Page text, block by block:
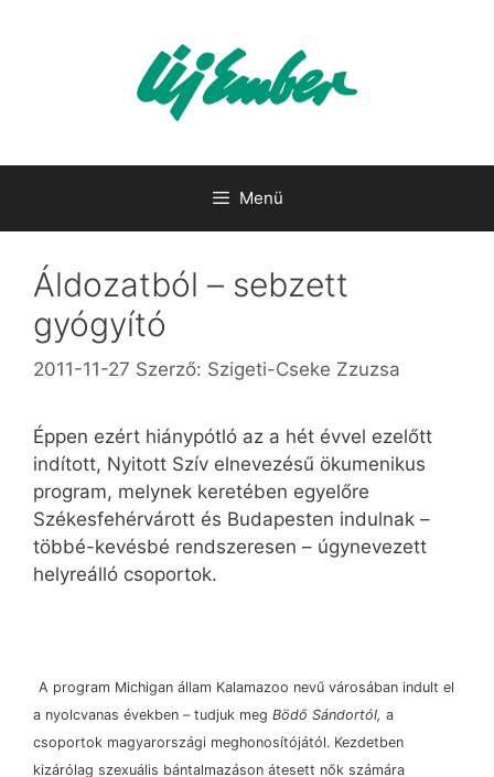
Menü
Áldozatból – sebzett
gyógyító
2011-11-27 Szerző: Szigeti-Cseke Zzuzsa
Éppen ezért hiánypótló az a hét évvel ezelőtt
indított, Nyitott Szív elnevezésű ökumenikus
program, melynek keretében egyelőre
Székesfehérvárott és Budapesten indulnak –
többé-kevésbé rendszeresen – úgynevezett
helyreálló csoportok.
A program Michigan állam Kalamazoo nevű városában indult el
a nyolcvanas években –tudjuk meg Bödő Sándortól, a
csoportok magyarországi meghonosítójától. Kezdetben
kizárólag szexuális bántalmazáson átesett nők számára